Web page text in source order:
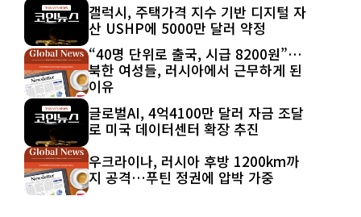
갤럭시, 주택가격 지수 기반 디지털 자
산 USHP에 5000만 달러 약정
“40명 단위로 출국, 시급 8200원”…
북한 여성들, 러시아에서 근무하게 된
이유
글로벌AI, 4억4100만 달러 자금 조달
로 미국 데이터센터 확장 추진
우크라이나, 러시아 후방 1200km까
지 공격…푸틴 정권에 압박 가중